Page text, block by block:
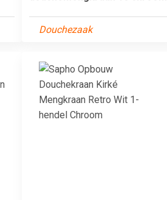
Douchezaak